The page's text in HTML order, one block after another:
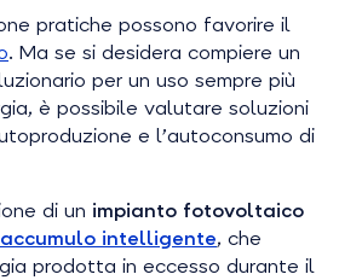
pratiche possono favorire il
. Ma se si desidera compiere un
per un uso sempre più
è possibile valutare soluzioni
e l’autoconsumo di
di un impianto fotovoltaico
intelligente, che
prodotta in eccesso durante il